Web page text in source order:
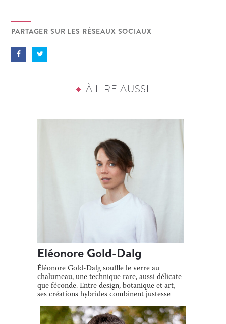
PARTAGER SUR LES RÉSEAUX SOCIAUX
À LIRE AUSSI
Eléonore Gold-Dalg
Éléonore Gold-Dalg souffle le verre au
chalumeau, une technique rare, aussi délicate
que féconde. Entre design, botanique et art,
ses créations hybrides combinent justesse